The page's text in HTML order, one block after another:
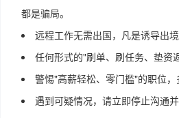
都是骗局。
远程工作无需出国，凡是诱导出
任何形式的"刷单、刷任务、垫资
警惕"高薪轻松、零门槛"的职位，
遇到可疑情况，请立即停止沟通并